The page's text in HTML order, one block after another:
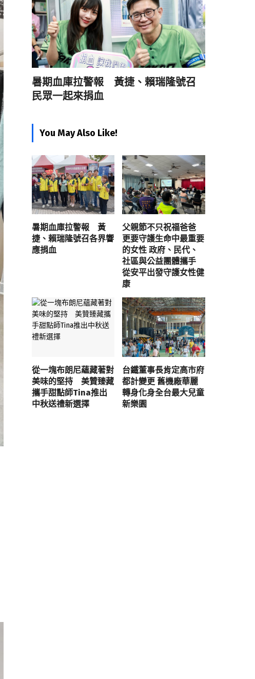
暑期血庫拉警報 黃捷、賴瑞隆號召
民眾一起來捐血
You May Also Like!
暑期血庫拉警報 黃
捷、賴瑞隆號召各界響
應捐血
父親節不只祝福爸爸
更要守護生命中最重要
的女性 政府、民代、
社區與公益團體攜手
從安平出發守護女性健
康
從一塊布朗尼蘊藏著對
美味的堅持 美贊臻藏
攜手甜點師Tina推出
中秋送禮新選擇
台鐵董事長肯定高市府
都計變更 舊機廠華麗
轉身化身全台最大兒童
新樂園